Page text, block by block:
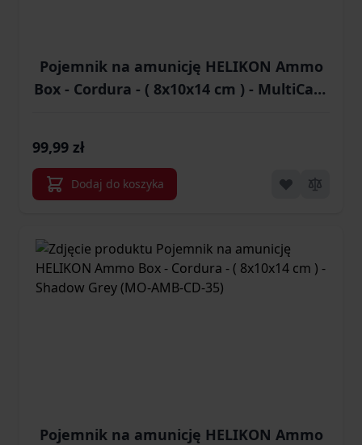
Pojemnik na amunicję HELIKON Ammo
Box - Cordura - ( 8x10x14 cm ) - MultiCam
99,99 zł
Dodaj do koszyka
Pojemnik na amunicję HELIKON Ammo